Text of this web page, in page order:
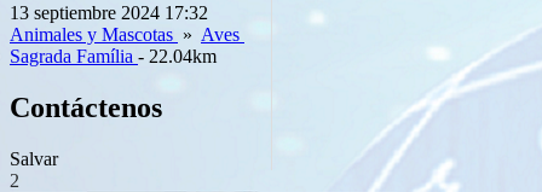
13 septiembre 2024 17:32
Animales y Mascotas » Aves
Sagrada Família - 22.04km
Contáctenos
Salvar
2